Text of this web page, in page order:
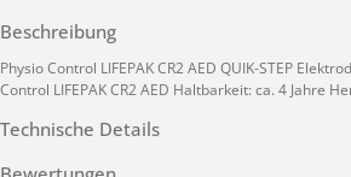
Beschreibung
Physio Control LIFEPAK CR2 AED QUIK-STEP
Control LIFEPAK CR2 AED Haltbarkeit: ca. 4 Jahre
Technische Details